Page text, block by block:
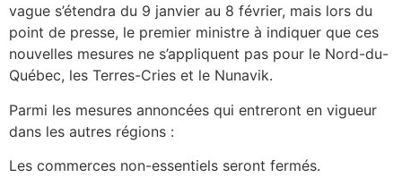
vague s’étendra du 9 janvier au 8 février, mais lors du
point de presse, le premier ministre à indiquer que ces
nouvelles mesures ne s’appliquent pas pour le Nord-du-
Québec, les Terres-Cries et le Nunavik.
Parmi les mesures annoncées qui entreront en vigueur
dans les autres régions :
Les commerces non-essentiels seront fermés.